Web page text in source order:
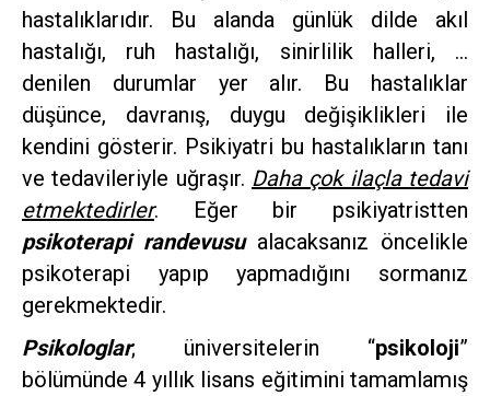
hastalıklarıdır. Bu alanda günlük dilde akıl
hastalığı, ruh hastalığı, sinirlilik halleri, …
denilen durumlar yer alır. Bu hastalıklar
düşünce, davranış, duygu değişiklikleri ile
kendini gösterir. Psikiyatri bu hastalıkların tanı
ve tedavileriyle uğraşır. Daha çok ilaçla tedavi
etmektedirler. Eğer bir psikiyatristten
psikoterapi randevusualacaksanız öncelikle
psikoterapi yapıp yapmadığını sormanız
gerekmektedir.
Psikologlar; üniversitelerin “psikoloji”
bölümünde 4 yıllık lisans eğitimini tamamlamış